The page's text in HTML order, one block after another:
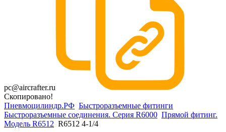
pc@aircrafter.ru
Скопировано!
Пневмоцилиндр.РФ Быстроразъемные фитинги
Быстроразъемные соединения. Серия R6000 Прямой фитинг.
Модель R6512 R6512 4-1/4